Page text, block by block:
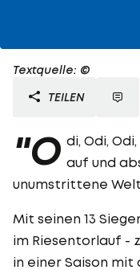
Textquelle: ©
TEILEN
"O di, Odi,
auf und
unumstrittene
Mit seinen 13
im Riesentorlauf -
in einer Saison mit